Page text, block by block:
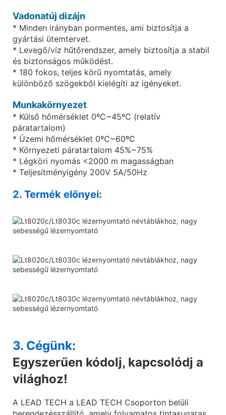
Vadonatúj dizájn
* Minden irányban pormentes, ami biztosítja a
gyártási ütemtervet.
* Levegő/víz hűtőrendszer, amely biztosítja a stabil
és biztonságos működést.
* 180 fokos, teljes körű nyomtatás, amely
különböző szögekből kielégíti az igényeket.
Munkakörnyezet
* Külső hőmérséklet 0ºC~45ºC (relatív
páratartalom)
* Üzemi hőmérséklet 0ºC~60ºC
* Környezeti páratartalom 45%~75%
* Légköri nyomás <2000 m magasságban
* Teljesítményigény 200V 5A/50Hz
2. Termék előnyei:
3. Cégünk:
Egyszerűen kódolj, kapcsolódj a
világhoz!
A LEAD TECH a LEAD TECH Csoporton belüli